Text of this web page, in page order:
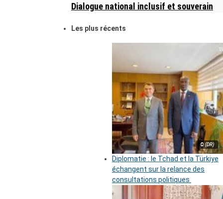
Dialogue national inclusif et souverain
Les plus récents
© (DR)
Diplomatie : le Tchad et la Türkiye
échangent sur la relance des
consultations politiques